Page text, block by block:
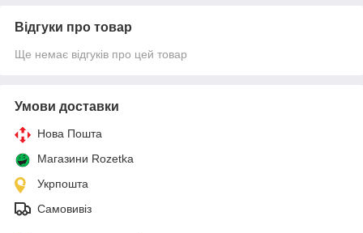
Відгуки про товар
Ще немає відгуків про цей товар
Умови доставки
Нова Пошта
Магазини Rozetka
Укрпошта
Самовивіз